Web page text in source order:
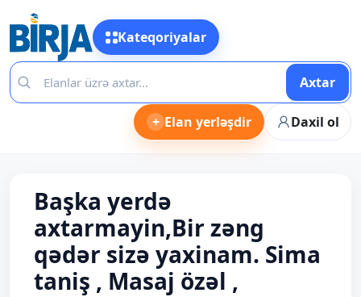
Kateqoriyalar
Axtar
+ Elan yerləşdir Daxil ol
Başka yerdə
axtarmayin,Bir zəng
qədər sizə yaxinam. Sima
taniş , Masaj özəl ,